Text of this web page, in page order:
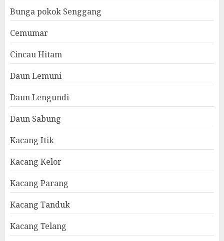
Bunga pokok Senggang
Cemumar
Cincau Hitam
Daun Lemuni
Daun Lengundi
Daun Sabung
Kacang Itik
Kacang Kelor
Kacang Parang
Kacang Tanduk
Kacang Telang